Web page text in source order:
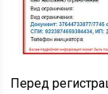
Перед